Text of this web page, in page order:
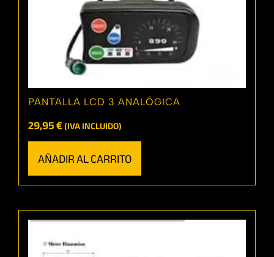
PANTALLA LCD 3 ANALÓGICA
29,95€(IVA INCLUIDO)
AÑADIR AL CARRITO